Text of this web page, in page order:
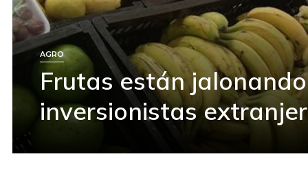
AGRO
Frutas están
inversionistas